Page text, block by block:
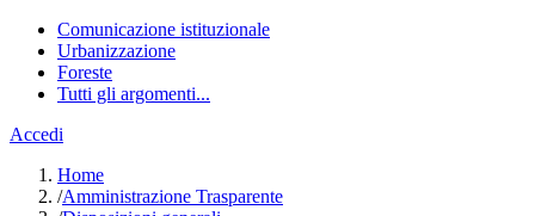
Comunicazione istituzionale
Urbanizzazione
Foreste
Tutti gli argomenti...
Accedi
Home
/Amministrazione Trasparente